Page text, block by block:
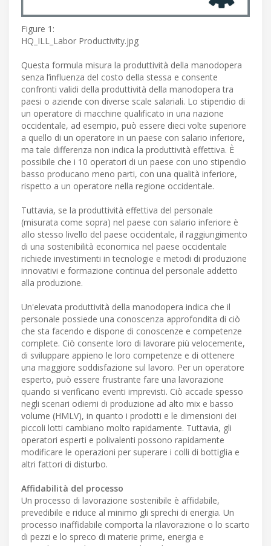
Figure 1:
HQ_ILL_Labor Productivity.jpg
Questa formula misura la produttività della manodopera
senza l’influenza del costo della stessa e consente
confronti validi della produttività della manodopera tra
paesi o aziende con diverse scale salariali. Lo stipendio di
un operatore di macchine qualificato in una nazione
occidentale, ad esempio, può essere dieci volte superiore
a quello di un operatore in un paese con salario inferiore,
ma tale differenza non indica la produttività effettiva. È
possibile che i 10 operatori di un paese con uno stipendio
basso producano meno parti, con una qualità inferiore,
rispetto a un operatore nella regione occidentale.
Tuttavia, se la produttività effettiva del personale
(misurata come sopra) nel paese con salario inferiore è
allo stesso livello del paese occidentale, il raggiungimento
di una sostenibilità economica nel paese occidentale
richiede investimenti in tecnologie e metodi di produzione
innovativi e formazione continua del personale addetto
alla produzione.
Un'elevata produttività della manodopera indica che il
personale possiede una conoscenza approfondita di ciò
che sta facendo e dispone di conoscenze e competenze
complete. Ciò consente loro di lavorare più velocemente,
di sviluppare appieno le loro competenze e di ottenere
una maggiore soddisfazione sul lavoro. Per un operatore
esperto, può essere frustrante fare una lavorazione
quando si verificano eventi imprevisti. Ciò accade spesso
negli scenari odierni di produzione ad alto mix e basso
volume (HMLV), in quanto i prodotti e le dimensioni dei
piccoli lotti cambiano molto rapidamente. Tuttavia, gli
operatori esperti e polivalenti possono rapidamente
modificare le operazioni per superare i colli di bottiglia e
altri fattori di disturbo.
Affidabilità del processo
Un processo di lavorazione sostenibile è affidabile,
prevedibile e riduce al minimo gli sprechi di energia. Un
processo inaffidabile comporta la rilavorazione o lo scarto
di pezzi e lo spreco di materie prime, energia e